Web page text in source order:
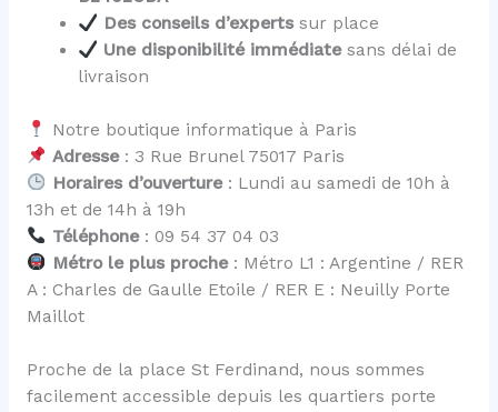
Des conseils d’expertssur place
Une disponibilité immédiatesans délai de
livraison
Notre boutique informatique à Paris
Adresse: 3 Rue Brunel 75017 Paris
Horaires d’ouverture: Lundi au samedi de 10h à
13h et de 14h à 19h
Téléphone: 09 54 37 04 03
Métro le plus proche: Métro L1 : Argentine / RER
A : Charles de Gaulle Etoile / RER E : Neuilly Porte
Maillot
Proche de la place St Ferdinand, nous sommes
facilement accessible depuis les quartiers porte